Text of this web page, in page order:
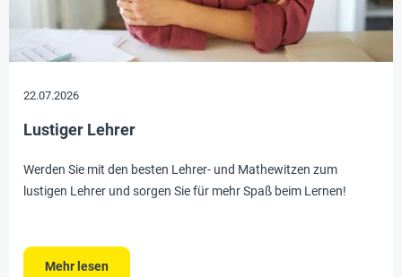
22.07.2026
Lustiger Lehrer
Werden Sie mit den besten Lehrer- und Mathewitzen zum
lustigen Lehrer und sorgen Sie für mehr Spaß beim Lernen!